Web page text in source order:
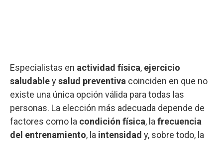
Especialistas en actividad física, ejercicio
saludableysalud preventiva coinciden en que no
existe una única opción válida para todas las
personas. La elección más adecuada depende de
factores como la condición física, la frecuencia
del entrenamiento, la intensidad y, sobre todo, la